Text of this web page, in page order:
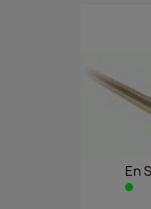
En